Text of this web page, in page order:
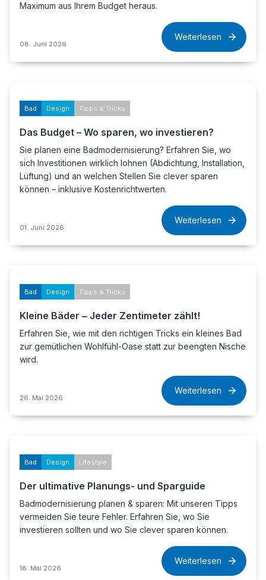
Maximum aus Ihrem Budget heraus.
08. Juni 2026
Weiterlesen
Bad Design Tipps & Tricks
Das Budget – Wo sparen, wo investieren?
Sie planen eine Badmodernisierung? Erfahren Sie, wo
sich Investitionen wirklich lohnen (Abdichtung, Installation,
Lüftung) und an welchen Stellen Sie clever sparen
können – inklusive Kostenrichtwerten.
01. Juni 2026
Weiterlesen
Bad Design Tipps & Tricks
Kleine Bäder ‒ Jeder Zentimeter zählt!
Erfahren Sie, wie mit den richtigen Tricks ein kleines Bad
zur gemütlichen Wohlfühl-Oase statt zur beengten Nische
wird.
26. Mai 2026
Weiterlesen
Bad Design Lifestyle
Der ultimative Planungs- und Sparguide
Badmodernisierung planen & sparen: Mit unseren Tipps
vermeiden Sie teure Fehler. Erfahren Sie, wo Sie
investieren sollten und wo Sie clever sparen können.
18. Mai 2026
Weiterlesen